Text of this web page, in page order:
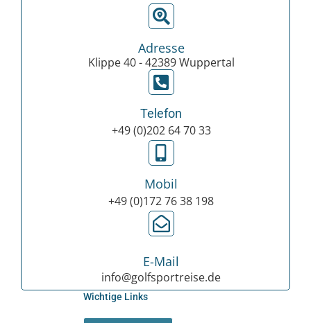
Adresse
Klippe 40 - 42389 Wuppertal
Telefon
+49 (0)202 64 70 33
Mobil
+49 (0)172 76 38 198
E-Mail
info@golfsportreise.de
Wichtige Links